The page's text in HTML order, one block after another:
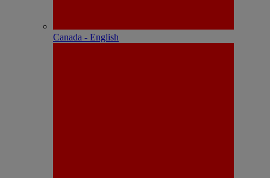
Canada - English